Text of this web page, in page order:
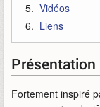
Vidéos
Liens
Présentation
Fortement inspiré